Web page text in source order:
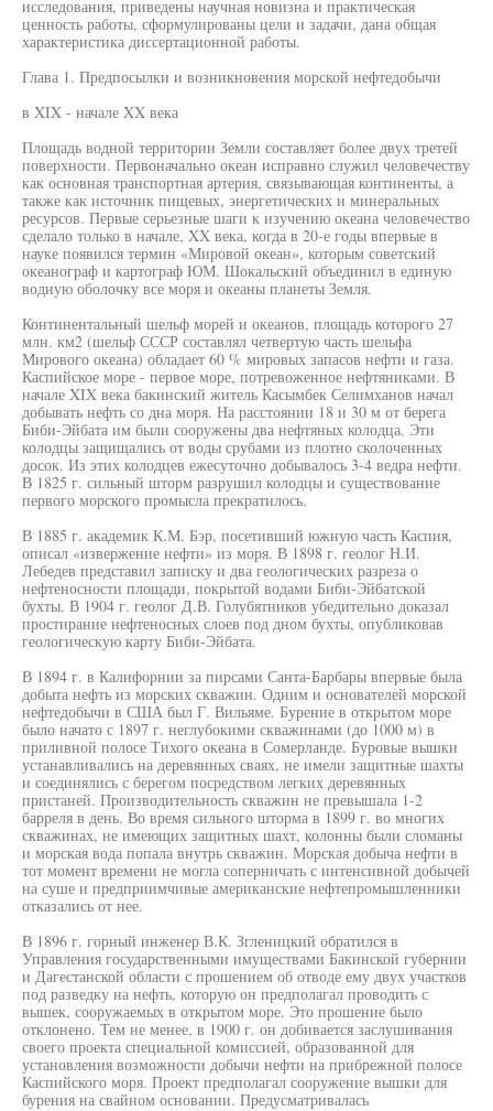
исследования, приведены научная новизна и практическая
ценность работы, сформулированы цели и задачи, дана общая
характеристика диссертационной работы.
Глава 1. Предпосылки и возникновения морской нефтедобычи
в XIX - начале XX века
Площадь водной территории Земли составляет более двух третей
поверхности. Первоначально океан исправно служил человечеству
как основная транспортная артерия, связывающая континенты, а
также как источник пищевых, энергетических и минеральных
ресурсов. Первые серьезные шаги к изучению океана человечество
сделало только в начале, XX века, когда в 20-е годы впервые в
науке появился термин «Мировой океан», которым советский
океанограф и картограф ЮМ. Шокальский объединил в единую
водную оболочку все моря и океаны планеты Земля.
Континентальный шельф морей и океанов, площадь которого 27
млн. км2 (шельф СССР составлял четвертую часть шельфа
Мирового океана) обладает 60 % мировых запасов нефти и газа.
Каспийское море - первое море, потревоженное нефтяниками. В
начале XIX века бакинский житель Касымбек Селимханов начал
добывать нефть со дна моря. На расстоянии 18 и 30 м от берега
Биби-Эйбата им были сооружены два нефтяных колодца. Эти
колодцы защищались от воды срубами из плотно сколоченных
досок. Из этих колодцев ежесуточно добывалось 3-4 ведра нефти.
В 1825 г. сильный шторм разрушил колодцы и существование
первого морского промысла прекратилось.
В 1885 г. академик К.М. Бэр, посетивший южную часть Каспия,
описал «извержение нефти» из моря. В 1898 г. геолог Н.И.
Лебедев представил записку и два геологических разреза о
нефтеносности площади, покрытой водами Биби-Эйбатской
бухты. В 1904 г. геолог Д.В. Голубятников убедительно доказал
простирание нефтеносных слоев под дном бухты, опубликовав
геологическую карту Биби-Эйбата.
В 1894 г. в Калифорнии за пирсами Санта-Барбары впервые была
добыта нефть из морских скважин. Одним и основателей морской
нефтедобычи в США был Г. Вильяме. Бурение в открытом море
было начато с 1897 г. неглубокими скважинами (до 1000 м) в
приливной полосе Тихого океана в Сомерланде. Буровые вышки
устанавливались на деревянных сваях, не имели защитные шахты
и соединялись с берегом посредством легких деревянных
пристаней. Производительность скважин не превышала 1-2
барреля в день. Во время сильного шторма в 1899 г. во многих
скважинах, не имеющих защитных шахт, колонны были сломаны
и морская вода попала внутрь скважин. Морская добыча нефти в
тот момент времени не могла соперничать с интенсивной добычей
на суше и предприимчивые американские нефтепромышленники
отказались от нее.
В 1896 г. горный инженер В.К. Згленицкий обратился в
Управления государственными имуществами Бакинской губернии
и Дагестанской области с прошением об отводе ему двух участков
под разведку на нефть, которую он предполагал проводить с
вышек, сооружаемых в открытом море. Это прошение было
отклонено. Тем не менее, в 1900 г. он добивается заслушивания
своего проекта специальной комиссией, образованной для
установления возможности добычи нефти на прибрежной полосе
Каспийского моря. Проект предполагал сооружение вышки для
бурения на свайном основании. Предусматривалась